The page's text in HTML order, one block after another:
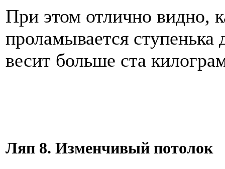
При этом отлично видно,
проламывается
весит больше ста
Ляп 8. Изменчивый потолок